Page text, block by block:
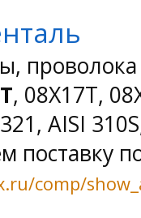
, 08Х17Т,
AISI
поставку
comp/